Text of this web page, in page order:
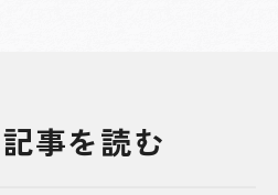
事を読む